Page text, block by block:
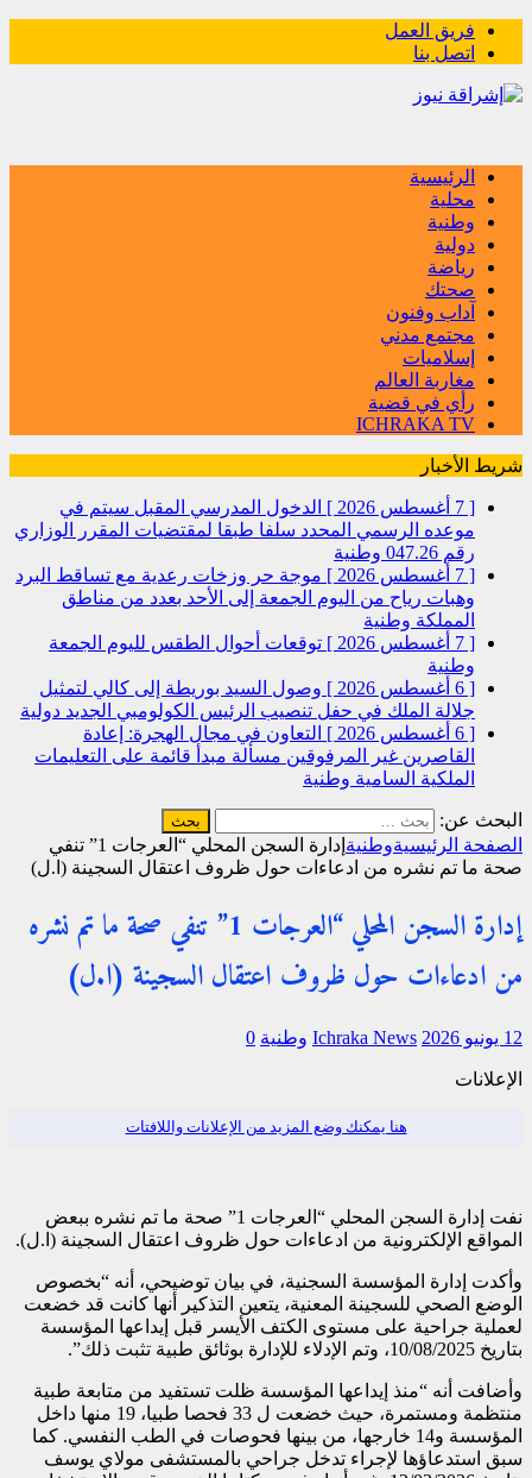
فريق العمل
اتصل بنا
الرئيسية
محلية
وطنية
دولية
رياضة
صحتك
آداب وفنون
مجتمع مدني
إسلاميات
مغاربة العالم
رأي في قضية
ICHRAKA TV
شريط الأخبار
[ 7 أغسطس 2026 ]
الدخول المدرسي المقبل سیتم في
موعده الرسمي المحدد سلفا طبقا لمقتضیات المقرر الوزاري
رقم 047.26
وطنية
[ 7 أغسطس 2026 ]
موجة حر وزخات رعدية مع تساقط البرد
وهبات رياح من اليوم الجمعة إلى الأحد بعدد من مناطق
المملكة وطنية
[ 7 أغسطس 2026 ]
توقعات أحوال الطقس لليوم الجمعة
وطنية
[ 6 أغسطس 2026 ]
وصول السيد بوريطة إلى كالي لتمثيل
جلالة الملك في حفل تنصيب الرئيس الكولومبي الجديد دولية
[ 6 أغسطس 2026 ]
التعاون في مجال الهجرة: إعادة
القاصرين غير المرفوقين مسألة مبدأ قائمة على التعليمات
الملكية السامية وطنية
البحث عن:
الصفحة الرئيسيةوطنية
إدارة السجن المحلي “العرجات 1” تنفي
صحة ما تم نشره من ادعاءات حول ظروف اعتقال السجينة (ا.ل)
إدارة السجن المحلي “العرجات 1” تنفي صحة ما تم نشره
من ادعاءات حول ظروف اعتقال السجينة (ا.ل)
12 يونيو 2026 Ichraka News وطنية 0
الإعلانات
هنا يمكنك وضع المزيد من الإعلانات واللافتات
نفت إدارة السجن المحلي “العرجات 1” صحة ما تم نشره ببعض
المواقع الإلكترونية من ادعاءات حول ظروف اعتقال السجينة (ا.ل).
وأكدت إدارة المؤسسة السجنية، في بيان توضيحي، أنه “بخصوص
الوضع الصحي للسجينة المعنية، يتعين التذكير أنها كانت قد خضعت
لعملية جراحية على مستوى الكتف الأيسر قبل إيداعها المؤسسة
بتاريخ 10/08/2025، وتم الإدلاء للإدارة بوثائق طبية تثبت ذلك”.
وأضافت أنه “منذ إيداعها المؤسسة ظلت تستفيد من متابعة طبية
منتظمة ومستمرة، حيث خضعت ل 33 فحصا طبيا، 19 منها داخل
المؤسسة و14 خارجها، من بينها فحوصات في الطب النفسي. كما
سبق استدعاؤها لإجراء تدخل جراحي بالمستشفى مولاي يوسف